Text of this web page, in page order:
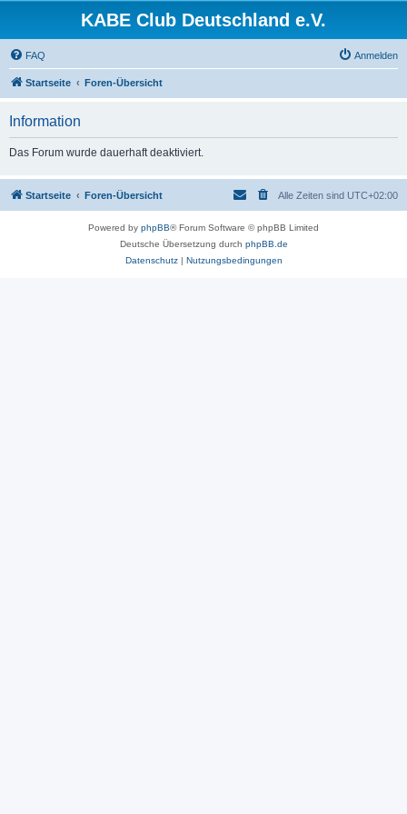
KABE Club Deutschland e.V.
FAQ Anmelden
Startseite Foren-Übersicht
Information
Das Forum wurde dauerhaft deaktiviert.
Startseite Foren-Übersicht Alle Zeiten sind UTC+02:00
Powered by phpBB® Forum Software © phpBB Limited
Deutsche Übersetzung durch phpBB.de
Datenschutz| Nutzungsbedingungen